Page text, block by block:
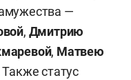
—
, Дмитрию
, Матвею
статус